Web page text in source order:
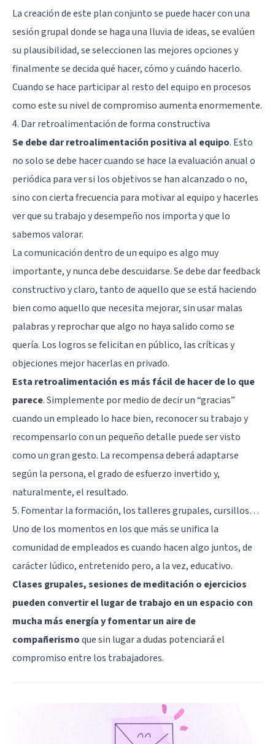
La creación de este plan conjunto se puede hacer con una
sesión grupal donde se haga una lluvia de ideas, se evalúen
su plausibilidad, se seleccionen las mejores opciones y
finalmente se decida qué hacer, cómo y cuándo hacerlo.
Cuando se hace participar al resto del equipo en procesos
como este su nivel de compromiso aumenta enormemente.
4. Dar retroalimentación de forma constructiva
Se debe dar retroalimentación positiva al equipo. Esto
no solo se debe hacer cuando se hace la evaluación anual o
periódica para ver si los objetivos se han alcanzado o no,
sino con cierta frecuencia para motivar al equipo y hacerles
ver que su trabajo y desempeño nos importa y que lo
sabemos valorar.
La comunicación dentro de un equipo es algo muy
importante, y nunca debe descuidarse. Se debe dar feedback
constructivo y claro, tanto de aquello que se está haciendo
bien como aquello que necesita mejorar, sin usar malas
palabras y reprochar que algo no haya salido como se
quería. Los logros se felicitan en público, las críticas y
objeciones mejor hacerlas en privado.
Esta retroalimentación es más fácil de hacer de lo que
parece. Simplemente por medio de decir un “gracias”
cuando un empleado lo hace bien, reconocer su trabajo y
recompensarlo con un pequeño detalle puede ser visto
como un gran gesto. La recompensa deberá adaptarse
según la persona, el grado de esfuerzo invertido y,
naturalmente, el resultado.
5. Fomentar la formación, los talleres grupales, cursillos…
Uno de los momentos en los que más se unifica la
comunidad de empleados es cuando hacen algo juntos, de
carácter lúdico, entretenido pero, a la vez, educativo.
Clases grupales, sesiones de meditación o ejercicios
pueden convertir el lugar de trabajo en un espacio con
mucha más energía y fomentar un aire de
compañerismoque sin lugar a dudas potenciará el
compromiso entre los trabajadores.